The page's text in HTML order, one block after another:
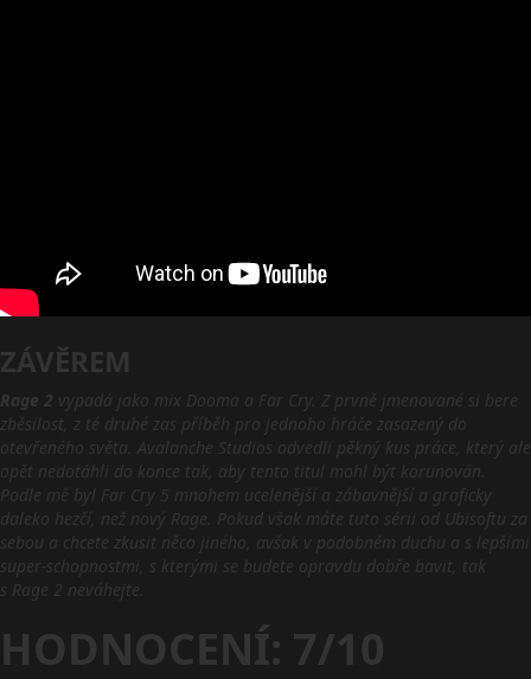
ZÁVĚREM
Rage 2 vypadá jako mix Dooma a Far Cry. Z prvně jmenované si bere
zběsilost, z té druhé zas příběh pro jednoho hráče zasazený do
otevřeného světa. Avalanche Studios odvedli pěkný kus práce, který ale
opět nedotáhli do konce tak, aby tento titul mohl být korunován.
Podle mě byl Far Cry 5 mnohem ucelenější a zábavnější a graficky
daleko hezčí, než nový Rage. Pokud však máte tuto sérii od Ubisoftu za
sebou a chcete zkusit něco jiného, avšak v podobném duchu a s lepšími
super-schopnostmi, s kterými se budete opravdu dobře bavit, tak
s Rage 2 neváhejte.
HODNOCENÍ: 7/10